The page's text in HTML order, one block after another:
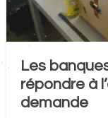
Les
répondre à
demande